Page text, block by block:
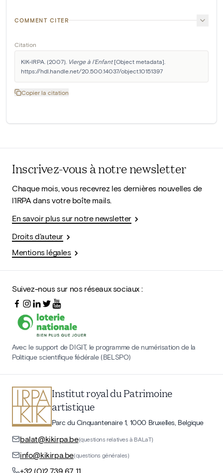
COMMENT CITER
Citation
KIK-IRPA. (2007). Vierge à l'Enfant [Object metadata].
https://hdl.handle.net/20.500.14037/object.10151397
Copier la citation
Inscrivez-vous à notre newsletter
Chaque mois, vous recevrez les dernières nouvelles de
l'IRPA dans votre boîte mails.
En savoir plus sur notre newsletter
Droits d'auteur
Mentions légales
Suivez-nous sur nos réseaux sociaux :
Avec le support de DIGIT, le programme de numérisation de la
Politique scientifique fédérale (BELSPO)
Institut royal du Patrimoine
artistique
Parc du Cinquantenaire 1, 1000 Bruxelles, Belgique
balat@kikirpa.be(questions relatives à BALaT)
info@kikirpa.be(questions générales)
+32 (0)2 739 67 11